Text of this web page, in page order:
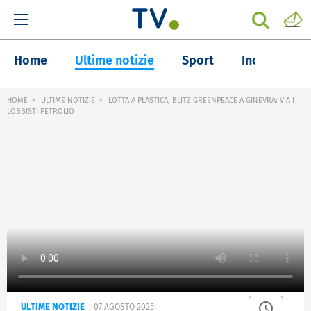
Home Ultime notizie Sport Inchieste
HOME ULTIME NOTIZIE
LOTTA A PLASTICA, BLITZ GREENPEACE A GINEVRA: VIA I
LOBBISTI PETROLIO
ULTIME NOTIZIE 07 AGOSTO 2025